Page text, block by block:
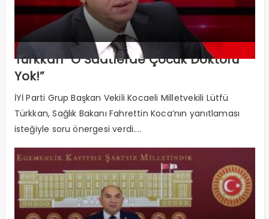
Türkkan “O Saatlerde Çocuk Doktoru
Yok!”
İYİ Parti Grup Başkan Vekili Kocaeli Milletvekili Lütfü
Türkkan, Sağlık Bakanı Fahrettin Koca’nın yanıtlaması
isteğiyle soru önergesi verdi....